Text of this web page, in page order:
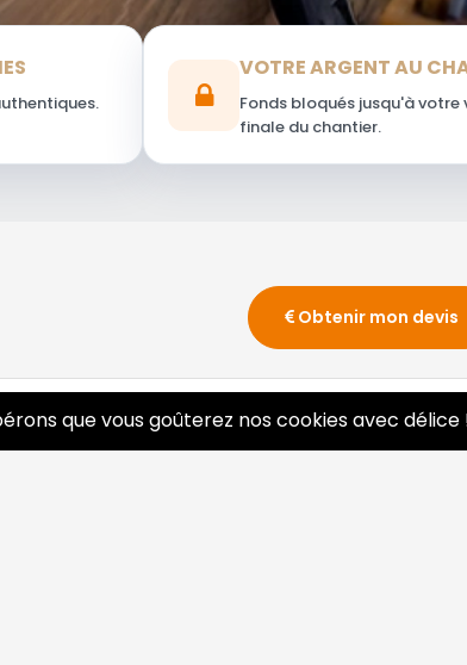
VOTRE ARGENT AU
Fonds bloqués jusqu'à
finale du chantier.
Obtenir mon devis
0 pros que vous goûterez nos cookies avec délice